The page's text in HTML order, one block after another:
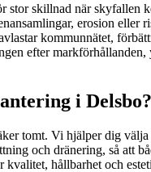
skillnad när skyfallen
erosion
kommunnätet,
efter
i
tomt. Vi hjälper dig
och dränering, så att
kvalitet, hållbarhet och